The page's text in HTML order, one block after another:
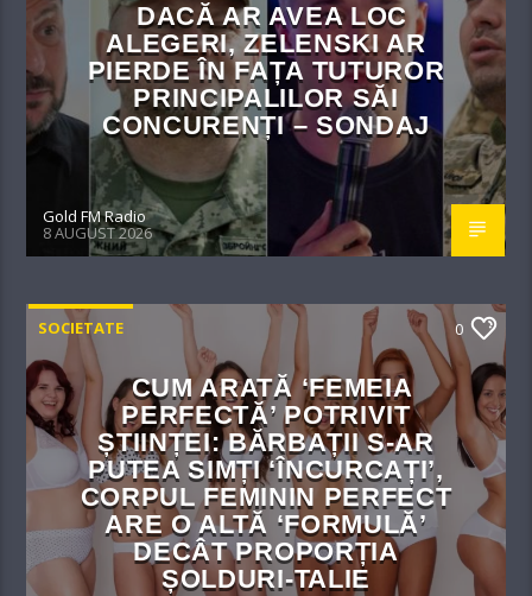
DACĂ AR AVEA LOC
ALEGERI, ZELENSKI AR
PIERDE ÎN FAȚA TUTUROR
PRINCIPALILOR SĂI
CONCURENȚI – SONDAJ
Gold FM Radio
8 AUGUST 2026
SOCIETATE 0
CUM ARATĂ ‘FEMEIA
PERFECTĂ’ POTRIVIT
ȘTIINȚEI: BĂRBAȚII S-AR
PUTEA SIMȚI ‘ÎNCURCAȚI’,
CORPUL FEMININ PERFECT
ARE O ALTĂ ‘FORMULĂ’
DECÂT PROPORȚIA
ȘOLDURI-TALIE